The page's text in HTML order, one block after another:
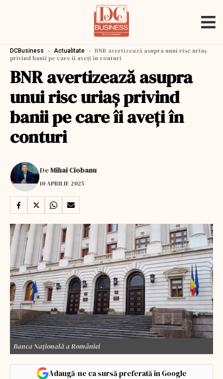
DCBusiness › Actualitate › BNR avertizează asupra unui risc uriaş
privind banii pe care îi aveţi în conturi
BNR avertizează asupra
unui risc uriaş privind
banii pe care îi aveţi în
conturi
DeMihai Ciobanu
10 APRILIE 2025
Banca Națională a României
Adaugă-ne ca sursă preferată în Google